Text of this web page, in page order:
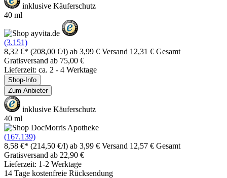
inklusive Käuferschutz
40 ml
(3.151)
8,32 €* (208,00 €/l) ab 3,99 € Versand 12,31 € Gesamt
Gratisversand ab 75,00 €
Lieferzeit: ca. 2 - 4 Werktage
Shop-Info
Zum Anbieter
inklusive Käuferschutz
40 ml
(167.139)
8,58 €* (214,50 €/l) ab 3,99 € Versand 12,57 € Gesamt
Gratisversand ab 22,90 €
Lieferzeit: 1-2 Werktage
14 Tage kostenfreie Rücksendung